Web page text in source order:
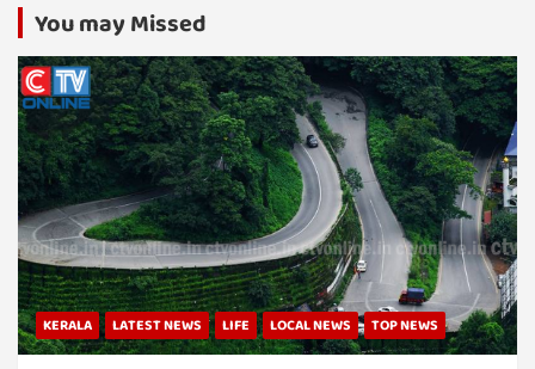
You may Missed
KERALA LATEST NEWS LIFE LOCAL NEWS TOP NEWS